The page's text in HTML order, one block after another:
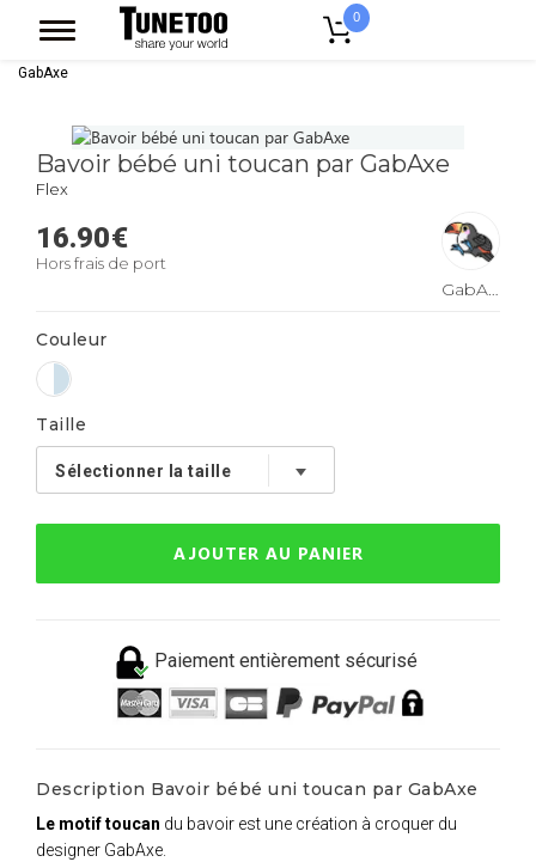
0
Vêtement Enfant Bebe
Bavoir bébé uni toucan par
GabAxe
Bavoir bébé uni toucan par GabAxe
Flex
16.90€
Hors frais de port
GabAxe
Couleur
Taille
AJOUTER AU PANIER
Paiement entièrement sécurisé
Description Bavoir bébé uni toucan par GabAxe
Le motif toucan du bavoir est une création à croquer du
designer GabAxe.